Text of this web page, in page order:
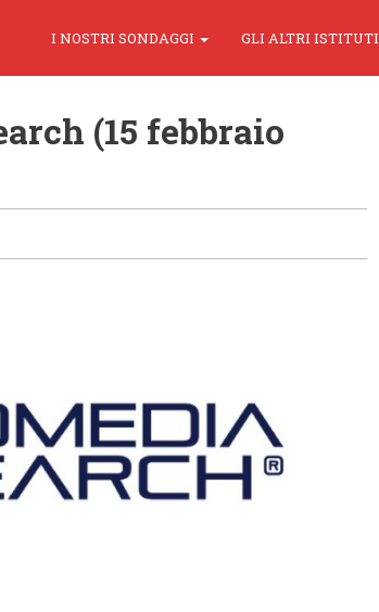
I NOSTRI SONDAGGI GLI ALTRI ISTITUTI
(15 febbraio